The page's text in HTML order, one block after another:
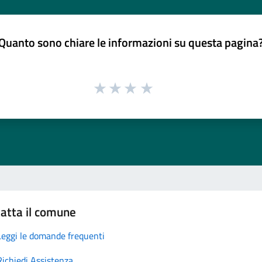
sono chiare le informazioni su questa
il comune
le domande frequenti